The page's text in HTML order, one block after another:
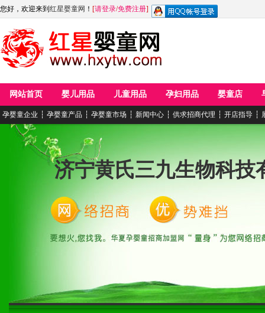
您好，欢迎来到 红星婴童网 ！ [请登录/免费注册]
网站首页 婴儿用品 儿童用品 孕妇用品 婴童店
孕婴童企业 ┆ 孕婴童产品 ┆ 孕婴童市场 ┆ 新闻中心 ┆ 供求招商代理 ┆ 开店指导 ┆
济宁黄氏三九生物科技